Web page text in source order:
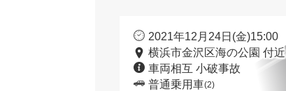
2021年12月24日(金)15:00
横浜市金沢区海の公園 付近
車両相互 小破事故
普通乗用車(2)